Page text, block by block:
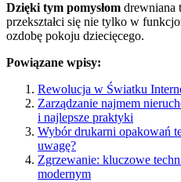
Dzięki tym pomysłom drewniana
przekształci się nie tylko w
ozdobę pokoju dziecięcego.
Powiązane wpisy:
Rewolucja w Światku
Zarządzanie najmem
i najlepsze praktyki
Wybór drukarni opakowań
uwagę?
Zgrzewanie: kluczowe
modernym